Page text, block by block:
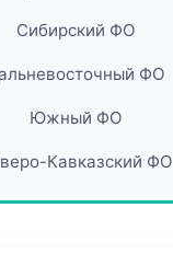
Сибирский ФО
ФО
Южный ФО
Кавказский ФО